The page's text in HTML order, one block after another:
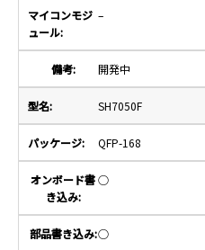
–
開発中
SH7050F
QFP-168
○
○